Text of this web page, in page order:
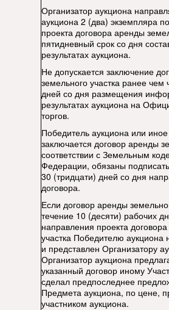
Организатор аукциона
аукциона 2 (два) экземпляра
проекта договора аренды
пятидневный срок со дня
результатах аукциона.
Не допускается заключение
земельного участка ранее чем
дней со дня размещения
результатах аукциона на
торгов.
Победитель аукциона или
заключается договор аренды
соответствии с Земельным
Федерации, обязаны
30 (тридцати) дней со дня
договора.
Если договор аренды
течение 10 (десяти) рабочих
направления проекта
участка Победителю
и представлен Организатору
Организатор аукциона
указанный договор иному
сделал предпоследнее
Предмета аукциона, по цене,
участником аукциона.